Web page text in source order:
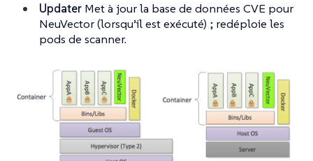
Updater Met à jour la base de données CVE pour
NeuVector (lorsqu’il est exécuté) ; redéploie les
pods de scanner.